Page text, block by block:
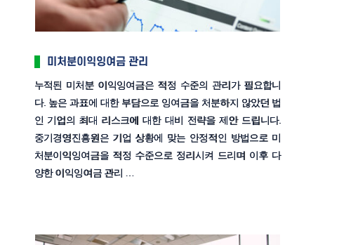
미처분이익잉여금 관리
누적된 미처분 이익잉여금은 적정 수준의 관리가 필요합니
다. 높은 과표에 대한 부담으로 잉여금을 처분하지 않았던 법
인 기업의 최대 리스크에 대한 대비 전략을 제안 드립니다.
중기경영진흥원은 기업 상황에 맞는 안정적인 방법으로 미
처분이익잉여금을 적정 수준으로 정리시켜 드리며 이후 다
양한 이익잉여금 관리 …